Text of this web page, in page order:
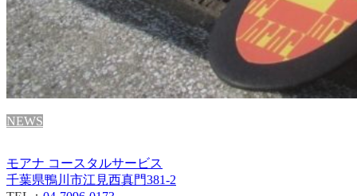
NEWS
モアナ コースタルサービス
千葉県鴨川市江見西真門381-2